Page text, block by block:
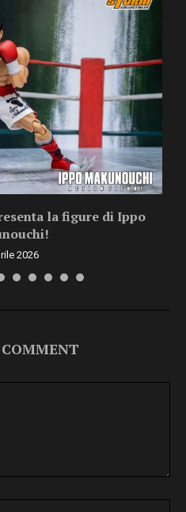
la figure di Ippo
2026